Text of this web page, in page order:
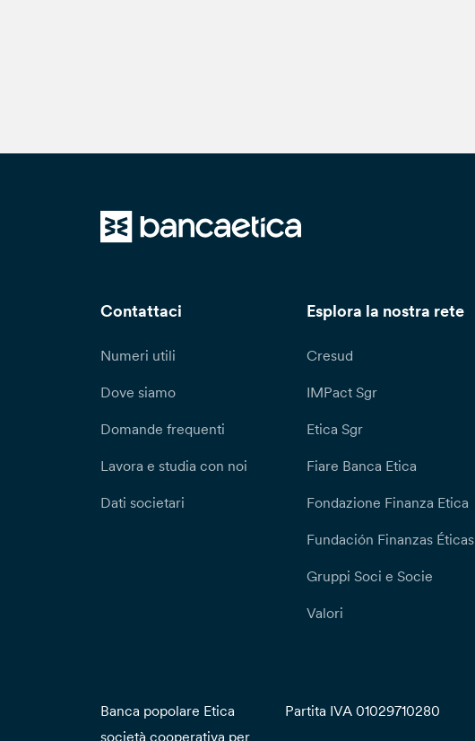
Contattaci
Numeri utili
Dove siamo
Domande frequenti
Lavora e studia con noi
Dati societari
Esplora la nostra rete
Cresud
IMPact Sgr
Etica Sgr
Fiare Banca Etica
Fondazione Finanza Etica
Fundación Finanzas Éticas
Gruppi Soci e Socie
Valori
Banca popolare Etica
società cooperativa per
Partita IVA 01029710280